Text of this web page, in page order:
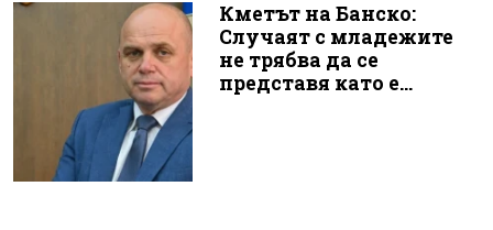
Кметът на Банско:
Случаят с младежите
не трябва да се
представя като е...